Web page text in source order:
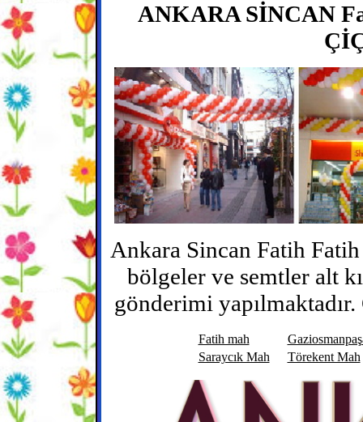
ANKARA SİNCAN
Ankara Sincan Fatih Fatih
bölgeler ve semtler alt
gönderimi
Fatih mah
Saraycık Mah
Törekent Mah